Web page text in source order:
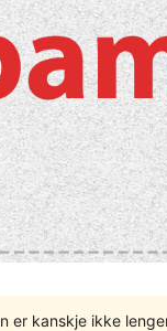
er kanskje ikke